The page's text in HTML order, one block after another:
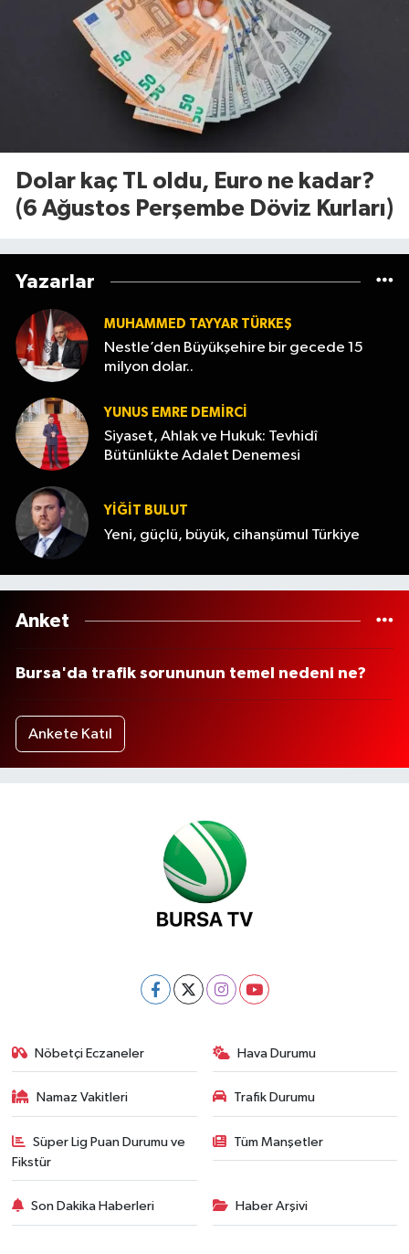
Dolar kaç TL oldu, Euro ne kadar?
(6 Ağustos Perşembe Döviz Kurları)
Yazarlar
MUHAMMED TAYYAR TÜRKEŞ
Nestle’den Büyükşehire bir gecede 15
milyon dolar..
YUNUS EMRE DEMIRCI
Siyaset, Ahlak ve Hukuk: Tevhidî
Bütünlükte Adalet Denemesi
YİĞİT BULUT
Yeni, güçlü, büyük, cihanşümul Türkiye
Anket
Bursa'da trafik sorununun temel nedeni ne?
Ankete Katıl
Nöbetçi Eczaneler Hava Durumu
Namaz Vakitleri Trafik Durumu
Süper Lig Puan Durumu ve
Fikstür
Tüm Manşetler
Son Dakika Haberleri Haber Arşivi